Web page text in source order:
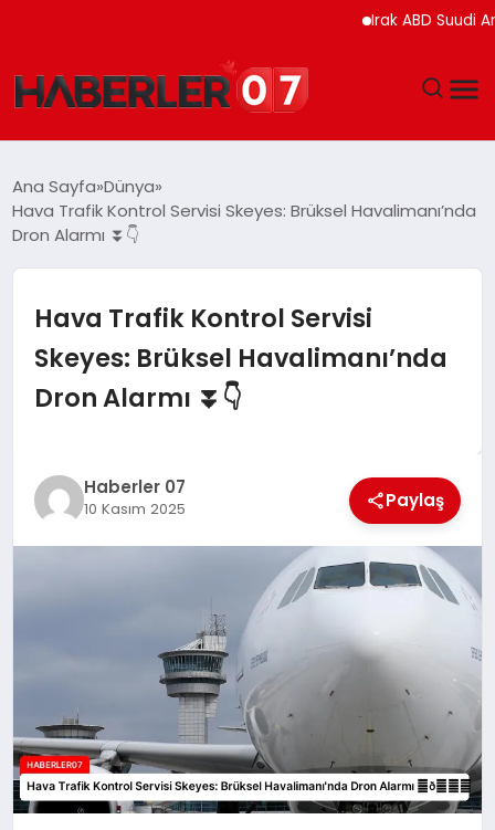
Irak ABD Suudi
EKONOMI
TEKNOLOJI
MAGAZIN
Ana Sayfa Dünya
Hava Trafik Kontrol Servisi Skeyes: Brüksel Havalimanı’nda
Dron Alarmı ⏬👇
Hava Trafik Kontrol Servisi
Skeyes: Brüksel Havalimanı’nda
Dron Alarmı ⏬👇
Haberler 07
10 Kasım 2025 Paylaş